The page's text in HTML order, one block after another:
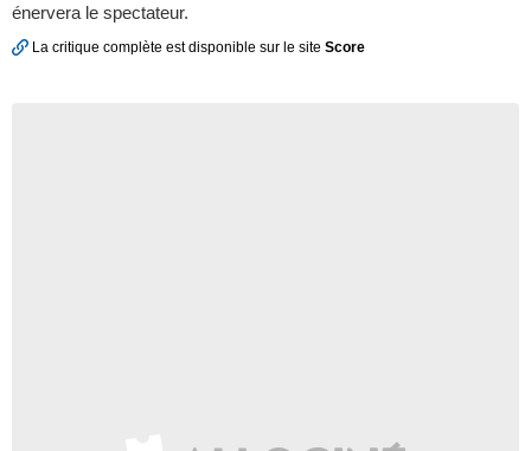
énervera le spectateur.
La critique complète est disponible sur le site Score